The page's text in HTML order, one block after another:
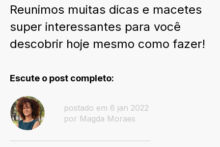
Reunimos muitas dicas e macetes
super interessantes para você
descobrir hoje mesmo como fazer!
Escute o post completo:
postado em 6 jan 2022
por Magda Moraes